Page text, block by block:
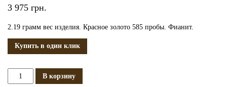
3 975 грн.
2.19 грамм вес изделия. Красное золото 585 пробы. Фианит.
Купить в один клик
КоличествоВ корзину